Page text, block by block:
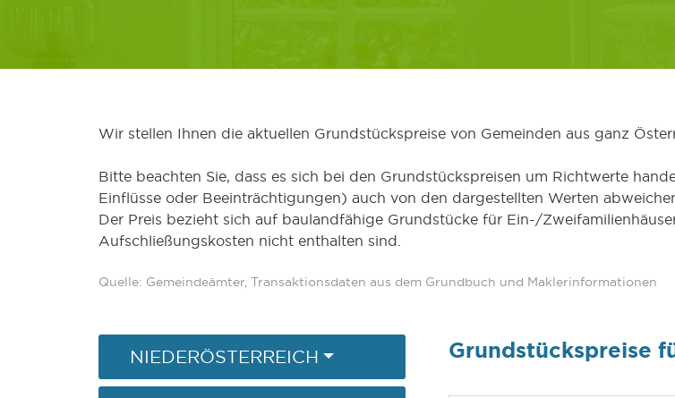
Wir stellen Ihnen die aktuellen Grundstückspreise von Gemeinden aus ganz
Bitte beachten Sie, dass es sich bei den Grundstückspreisen um Richtwerte
Einflüsse oder Beeinträchtigungen) auch von den dargestellten Werten
Der Preis bezieht sich auf baulandfähige Grundstücke für Ein-/
Aufschließungskosten nicht enthalten sind.
Quelle: Gemeindeämter, Transaktionsdaten aus dem Grundbuch und Maklerinformationen
NIEDERÖSTERREICH Grundstückspreise